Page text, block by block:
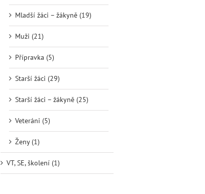
Mladší žáci – žákyně (19)
Muži (21)
Přípravka (5)
Starší žáci (29)
Starší žáci – žákyně (25)
Veteráni (5)
Ženy (1)
VT, SE, školení (1)